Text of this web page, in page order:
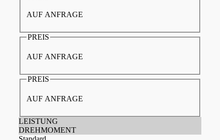
AUF ANFRAGE
PREIS
AUF ANFRAGE
PREIS
AUF ANFRAGE
LEISTUNG
DREHMOMENT